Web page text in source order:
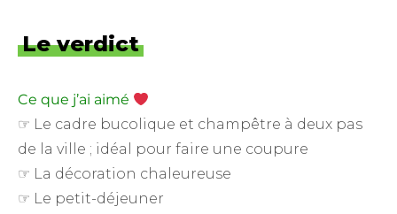
Le verdict
Ce que j’ai aimé
☞ Le cadre bucolique et champêtre à deux pas
de la ville ; idéal pour faire une coupure
☞ La décoration chaleureuse
☞ Le petit-déjeuner